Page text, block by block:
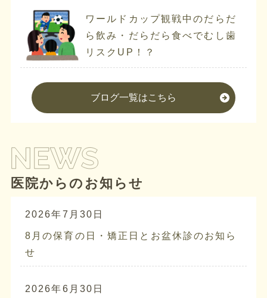
ワールドカップ観戦中のだらだ
ら飲み・だらだら食べでむし歯
リスクUP！？
ブログ一覧はこちら
医院からのお知らせ
2026年7月30日
8月の保育の日・矯正日とお盆休診のお知ら
せ
2026年6月30日